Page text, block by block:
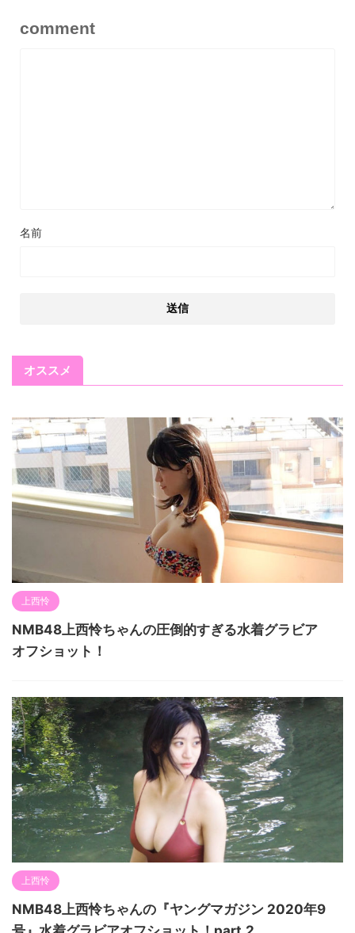
comment
名前
オススメ
上西怜
NMB48上西怜ちゃんの圧倒的すぎる水着グラビア
オフショット！
上西怜
NMB48上西怜ちゃんの『ヤングマガジン 2020年9